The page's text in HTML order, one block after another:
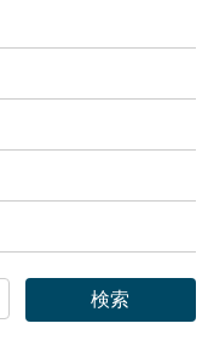
社会」の実
き研修）
照会先